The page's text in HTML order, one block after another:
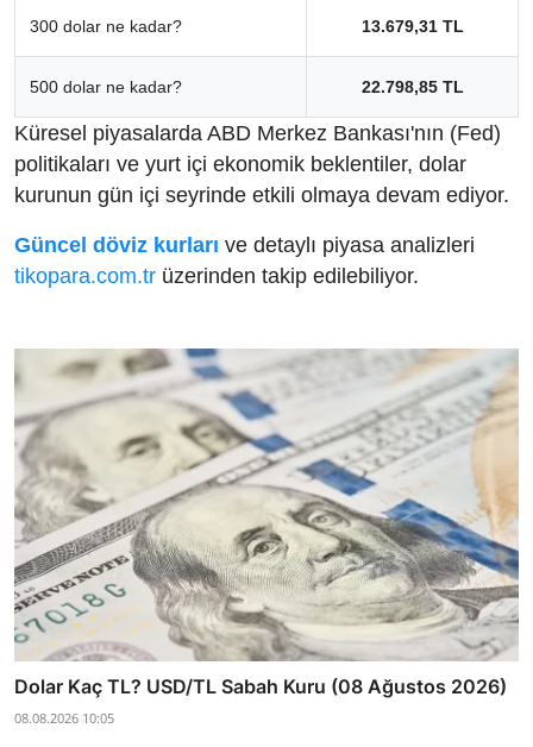
300 dolar ne kadar? 13.679,31 TL
500 dolar ne kadar? 22.798,85 TL
Küresel piyasalarda ABD Merkez Bankası'nın (Fed)
politikaları ve yurt içi ekonomik beklentiler, dolar
kurunun gün içi seyrinde etkili olmaya devam ediyor.
Güncel döviz kurları ve detaylı piyasa analizleri
tikopara.com.tr üzerinden takip edilebiliyor.
Dolar Kaç TL? USD/TL Sabah Kuru (08 Ağustos 2026)
08.08.2026 10:05